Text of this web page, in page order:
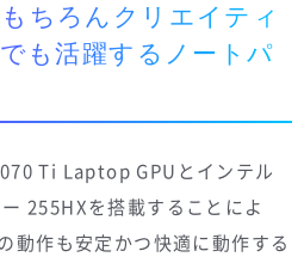
ちろんクリエイティ
も活躍するノートパ
Ti Laptop GPUとインテル
255HXを搭載することによ
動作も安定かつ快適に動作する